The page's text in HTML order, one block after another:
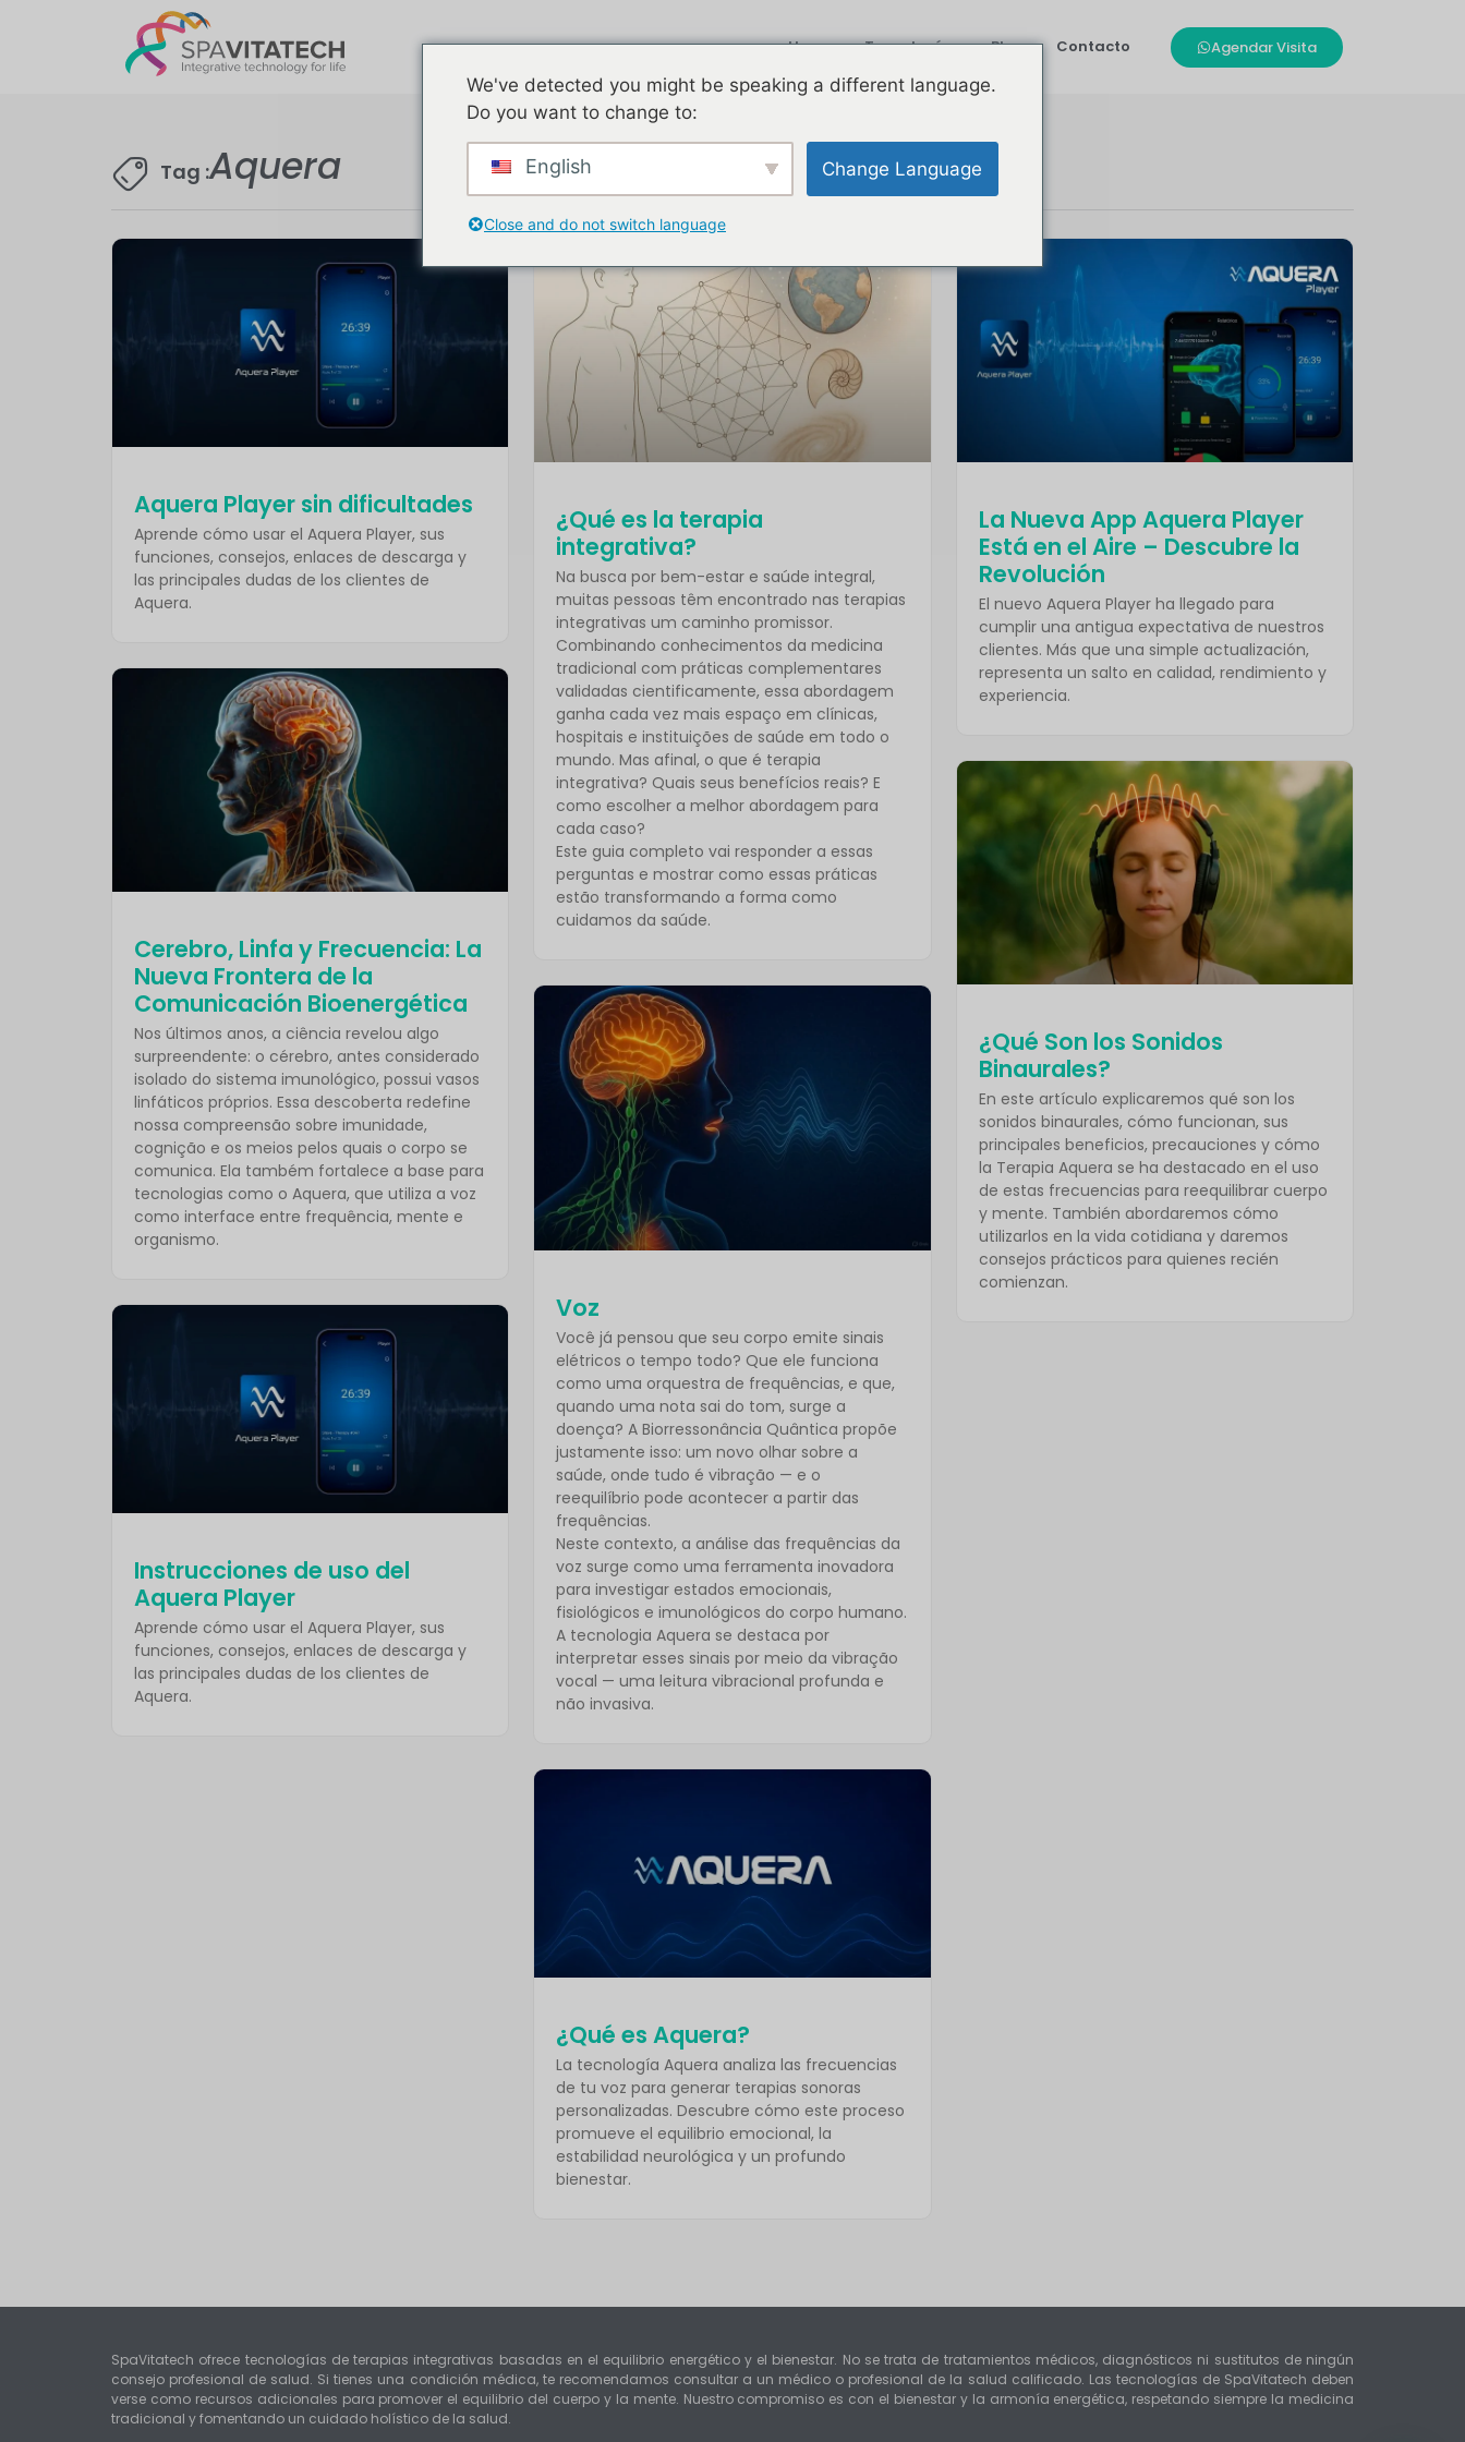
Home Tecnologías Blog Contacto Agendar Visita
Tag :Aquera
Aquera Player sin dificultades
Aprende cómo usar el Aquera Player, sus
funciones, consejos, enlaces de descarga y
las principales dudas de los clientes de
Aquera.
¿Qué es la terapia
integrativa?
Na busca por bem-estar e saúde integral,
muitas pessoas têm encontrado nas terapias
integrativas um caminho promissor.
Combinando conhecimentos da medicina
tradicional com práticas complementares
validadas cientificamente, essa abordagem
ganha cada vez mais espaço em clínicas,
hospitais e instituições de saúde em todo o
mundo. Mas afinal, o que é terapia
integrativa? Quais seus benefícios reais? E
como escolher a melhor abordagem para
cada caso?
Este guia completo vai responder a essas
perguntas e mostrar como essas práticas
estão transformando a forma como
cuidamos da saúde.
La Nueva App Aquera Player
Está en el Aire – Descubre la
Revolución
El nuevo Aquera Player ha llegado para
cumplir una antigua expectativa de nuestros
clientes. Más que una simple actualización,
representa un salto en calidad, rendimiento y
experiencia.
Cerebro, Linfa y Frecuencia: La
Nueva Frontera de la
Comunicación Bioenergética
Nos últimos anos, a ciência revelou algo
surpreendente: o cérebro, antes considerado
isolado do sistema imunológico, possui vasos
linfáticos próprios. Essa descoberta redefine
nossa compreensão sobre imunidade,
cognição e os meios pelos quais o corpo se
comunica. Ela também fortalece a base para
tecnologias como o Aquera, que utiliza a voz
como interface entre frequência, mente e
organismo.
Voz
Você já pensou que seu corpo emite sinais
elétricos o tempo todo? Que ele funciona
como uma orquestra de frequências, e que,
quando uma nota sai do tom, surge a
doença? A Biorressonância Quântica propõe
justamente isso: um novo olhar sobre a
saúde, onde tudo é vibração — e o
reequilíbrio pode acontecer a partir das
frequências.
Neste contexto, a análise das frequências da
voz surge como uma ferramenta inovadora
para investigar estados emocionais,
fisiológicos e imunológicos do corpo humano.
A tecnologia Aquera se destaca por
interpretar esses sinais por meio da vibração
vocal — uma leitura vibracional profunda e
não invasiva.
¿Qué Son los Sonidos
Binaurales?
En este artículo explicaremos qué son los
sonidos binaurales, cómo funcionan, sus
principales beneficios, precauciones y cómo
la Terapia Aquera se ha destacado en el uso
de estas frecuencias para reequilibrar cuerpo
y mente. También abordaremos cómo
utilizarlos en la vida cotidiana y daremos
consejos prácticos para quienes recién
comienzan.
Instrucciones de uso del
Aquera Player
Aprende cómo usar el Aquera Player, sus
funciones, consejos, enlaces de descarga y
las principales dudas de los clientes de
Aquera.
¿Qué es Aquera?
La tecnología Aquera analiza las frecuencias
de tu voz para generar terapias sonoras
personalizadas. Descubre cómo este proceso
promueve el equilibrio emocional, la
estabilidad neurológica y un profundo
bienestar.
SpaVitatech ofrece tecnologías de terapias integrativas basadas en el equilibrio energético y el bienestar. No se trata de tratamientos médicos, diagnósticos ni sustitutos de ningún
consejo profesional de salud. Si tienes una condición médica, te recomendamos consultar a un médico o profesional de la salud calificado. Las tecnologías de SpaVitatech deben
verse como recursos adicionales para promover el equilibrio del cuerpo y la mente. Nuestro compromiso es con el bienestar y la armonía energética, respetando siempre la medicina
tradicional y fomentando un cuidado holístico de la salud.
We've detected you might be speaking a different language.
Do you want to change to:
English Change Language
Close and do not switch language